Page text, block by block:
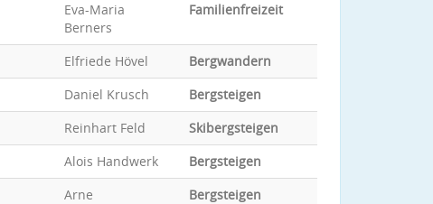
Eva-Maria
Berners
Familienfreizeit
Elfriede Hövel
Bergwandern
Daniel Krusch
Bergsteigen
Reinhart Feld
Skibergsteigen
Alois Handwerk
Bergsteigen
Arne
Bergsteigen